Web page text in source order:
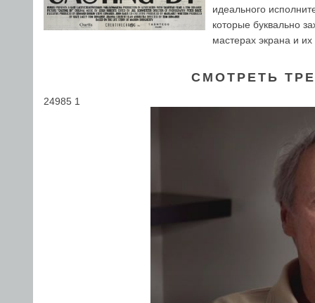
идеального
которые буквально
мастерах экрана и
СМОТРЕТЬ
24985 1